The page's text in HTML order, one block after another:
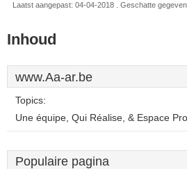
Laatst aangepast: 04-04-2018 . Geschatte
Inhoud
www.Aa-ar.be
Topics:
Une équipe, Qui Réalise, & Espace
Populaire pagina